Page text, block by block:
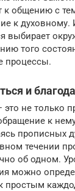
к общению с
к духовному.
выбирает
того
процессы.
и
не только
к
прописных
течении
об одном.
можно
простым